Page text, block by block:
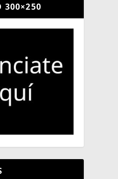
300×250